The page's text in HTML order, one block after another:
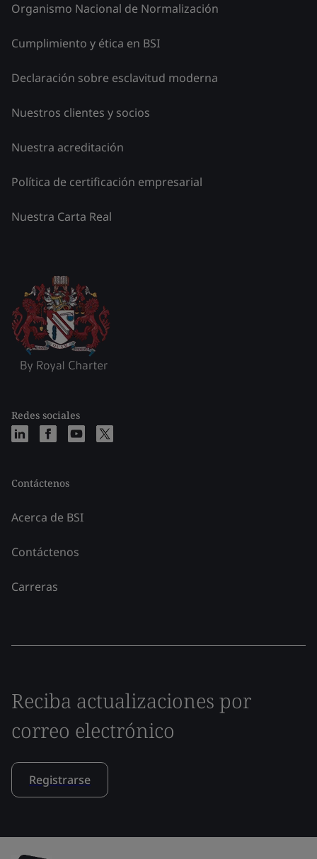
Organismo Nacional de Normalización
Cumplimiento y ética en BSI
Declaración sobre esclavitud moderna
Nuestros clientes y socios
Nuestra acreditación
Política de certificación empresarial
Nuestra Carta Real
Redes sociales
Contáctenos
Acerca de BSI
Contáctenos
Carreras
Reciba actualizaciones por
correo electrónico
Registrarse